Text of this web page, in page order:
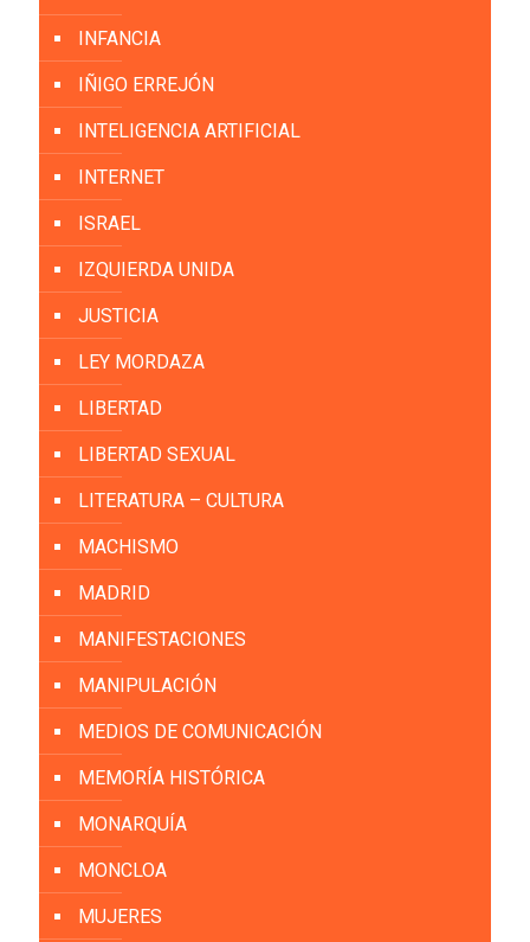
INFANCIA
IÑIGO ERREJÓN
INTELIGENCIA ARTIFICIAL
INTERNET
ISRAEL
IZQUIERDA UNIDA
JUSTICIA
LEY MORDAZA
LIBERTAD
LIBERTAD SEXUAL
LITERATURA – CULTURA
MACHISMO
MADRID
MANIFESTACIONES
MANIPULACIÓN
MEDIOS DE COMUNICACIÓN
MEMORÍA HISTÓRICA
MONARQUÍA
MONCLOA
MUJERES